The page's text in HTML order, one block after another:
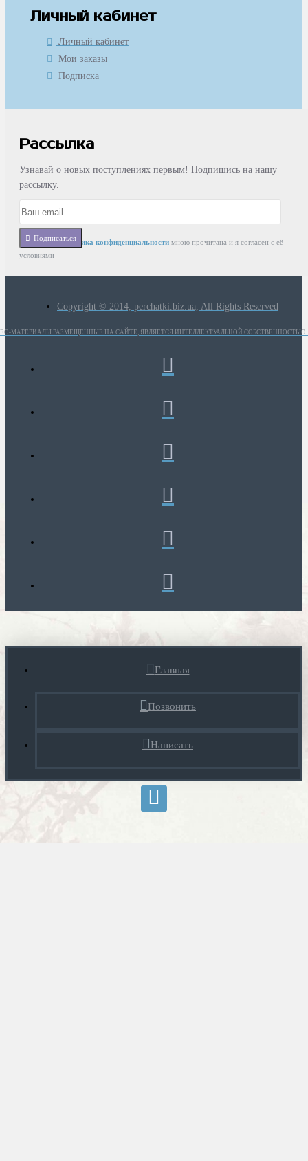
Личный кабинет
Личный кабинет
Мои заказы
Подписка
Рассылка
Узнавай о новых поступлениях первым! Подпишись на нашу
рассылку.
Подписаться
СтатьяПолитика конфиденциальности мною прочитана и я согласен с её
условиями
Copyright © 2014, perchatki.biz.ua, All Rights Reserved
МАТЕРИАЛЫ РАЗМЕЩЕННЫЕ НА САЙТЕ, ЯВЛЯЕТСЯ ИНТЕЛЛЕКТУАЛЬНОЙ
Главная
Позвонить
Написать